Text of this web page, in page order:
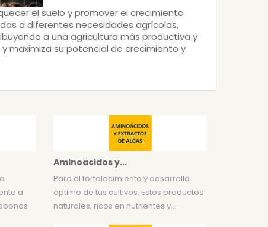
el suelo y promover el crecimiento
a diferentes necesidades agrícolas,
a una agricultura más productiva y
maximiza su potencial de crecimiento y
a
Aminoacidos y...
Para el fortalecimiento y desarrollo
óptimo de tus cultivos. Estos productos
naturales, ricos en nutrientes y...